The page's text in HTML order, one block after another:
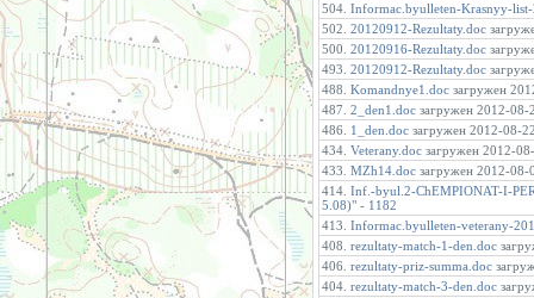
504. Informac.byulleten-Krasnyy-
502. 20120912-Rezultaty.doc
500. 20120916-Rezultaty.doc
493. 20120912-Rezultaty.doc
488. Komandnye1.doc загружен
487. 2_den1.doc загружен 2012-08-
486. 1_den.doc загружен 2012-08-
434. Veterany.doc загружен 2012-
433. MZh14.doc загружен 2012-08-
414. Inf.-byul.2-ChEMPIONAT-I-
5.08)" - 1182
413. Informac.byulleten-veterany-
408. rezultaty-match-1-den.doc
406. rezultaty-priz-summa.doc
404. rezultaty-match-3-den.doc